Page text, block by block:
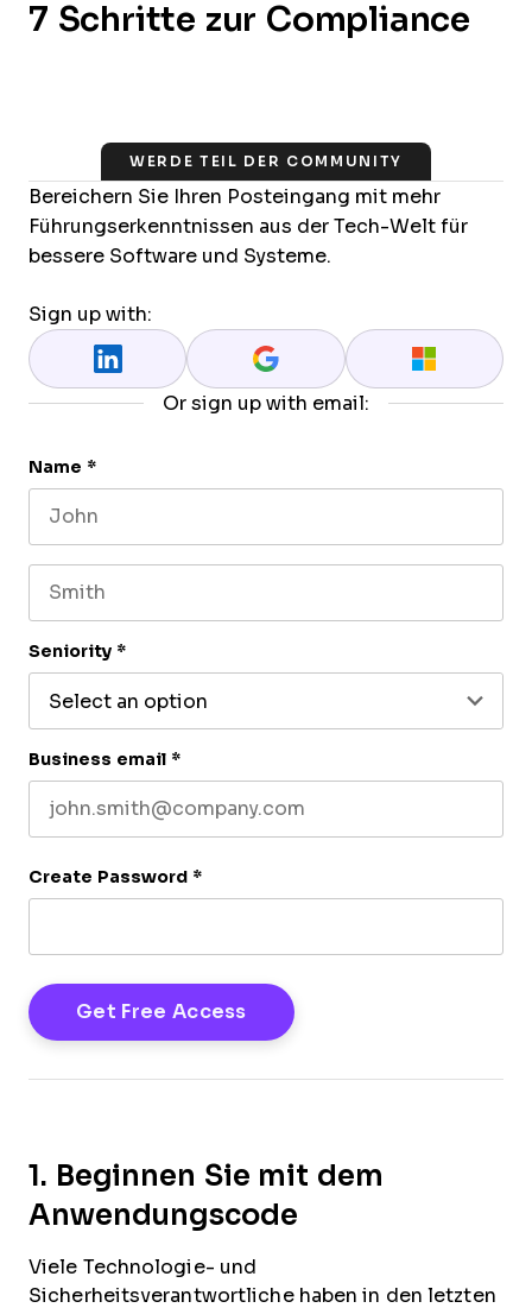
7 Schritte zur Compliance
WERDE TEIL DER COMMUNITY
Bereichern Sie Ihren Posteingang mit mehr
Führungserkenntnissen aus der Tech-Welt für
bessere Software und Systeme.
Sign up with:
Or sign up with email:
Name *
Seniority *
Business email *
Create Password *
1. Beginnen Sie mit dem
Anwendungscode
Viele Technologie- und
Sicherheitsverantwortliche haben in den letzten